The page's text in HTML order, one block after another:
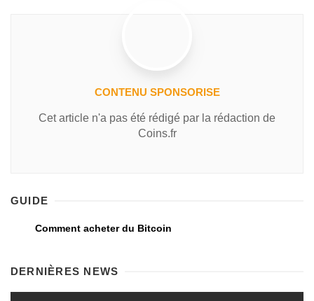
CONTENU SPONSORISE
Cet article n'a pas été rédigé par la rédaction de
Coins.fr
GUIDE
Comment acheter du Bitcoin
DERNIÈRES NEWS